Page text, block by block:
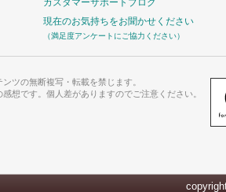
カスタマーサポートブログ
現在のお気持ちをお聞かせください
（満足度アンケートにご協力ください）
ツの無断複写・転載を禁じます。
想です。個人差がありますのでご注意ください。